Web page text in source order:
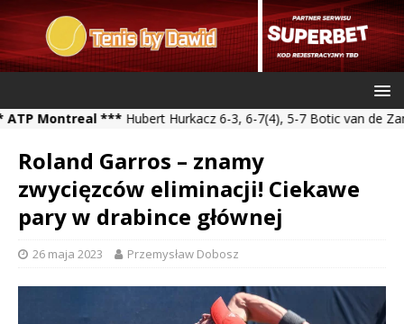
***Hubert Hurkacz 6-3, 6-7(4), 5-7 Botic van de
Roland Garros – znamy
zwycięzców eliminacji! Ciekawe
pary w drabince głównej
26 maja 2023 Przemysław Dobosz